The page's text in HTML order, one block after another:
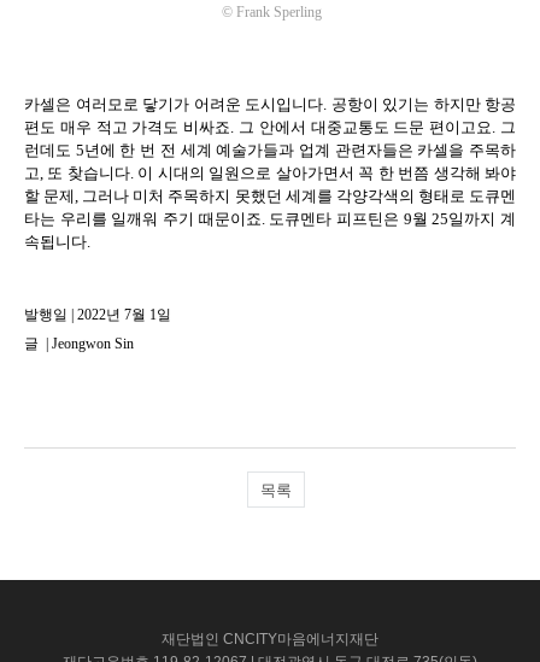
© Frank Sperling
카셀은 여러모로 닿기가 어려운 도시입니다. 공항이 있기는 하지만 항공
편도 매우 적고 가격도 비싸죠. 그 안에서 대중교통도 드문 편이고요. 그
런데도 5년에 한 번 전 세계 예술가들과 업계 관련자들은 카셀을 주목하
고, 또 찾습니다. 이 시대의 일원으로 살아가면서 꼭 한 번쯤 생각해 봐야
할 문제, 그러나 미처 주목하지 못했던 세계를 각양각색의 형태로 도큐멘
타는 우리를 일깨워 주기 때문이죠. 도큐멘타 피프틴은 9월25일까지 계
속됩니다.
발행일 | 2022년 7월 1일
글
Jeongwon Sin
목록
재단법인 CNCITY마음에너지재단